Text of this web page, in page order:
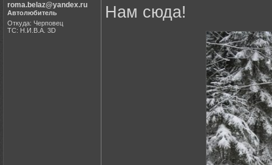
roma.belaz@yandex.ru
Автолюбитель
Откуда: Черповец
ТС: Н.И.В.А. 3D
Нам сюда!